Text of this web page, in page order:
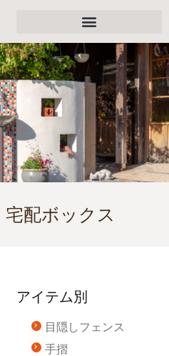
宅配ボックス
アイテム別
目隠しフェンス
手摺